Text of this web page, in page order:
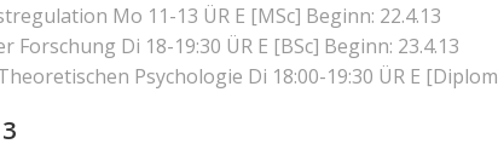
Mo 11-13 ÜR E [MSc] Beginn: 22.4.13
Forschung Di 18-19:30 ÜR E [BSc] Beginn: 23.4.13
Psychologie Di 18:00-19:30 ÜR E